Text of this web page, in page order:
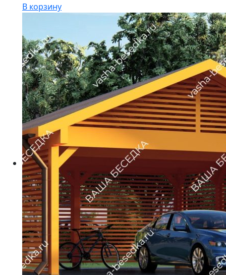
В корзину